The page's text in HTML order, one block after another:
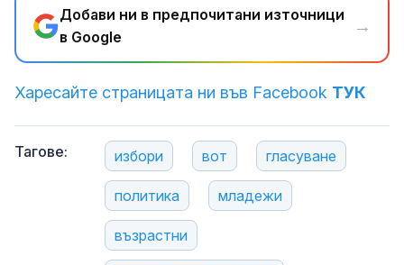
Добави ни в предпочитани източници
в Google
→
Харесайте страницата ни във Facebook ТУК
Тагове: избори вот гласуване
политика младежи
възрастни